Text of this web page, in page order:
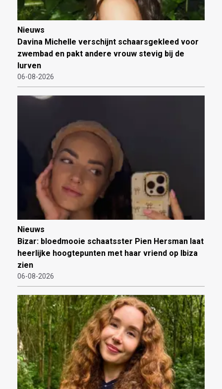
Nieuws
Davina Michelle verschijnt schaarsgekleed voor
zwembad en pakt andere vrouw stevig bij de
lurven
06-08-2026
Nieuws
Bizar: bloedmooie schaatsster Pien Hersman laat
heerlijke hoogtepunten met haar vriend op Ibiza
zien
06-08-2026